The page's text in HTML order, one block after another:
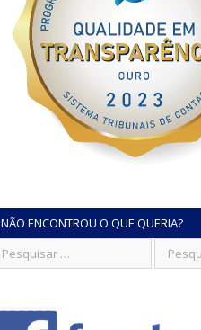
NÃO ENCONTROU O QUE QUERIA?